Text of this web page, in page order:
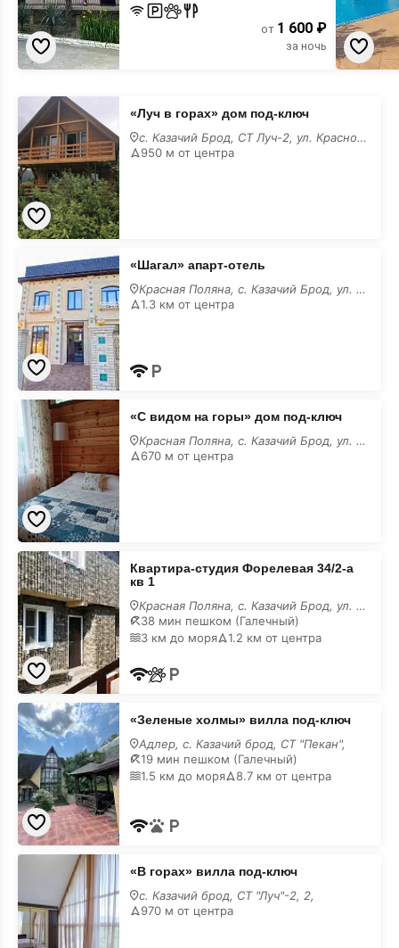
от 1 600 ₽
за ночь
«Луч
горах»
дом
под-
ключ
«Луч в горах» дом под-ключ
с. Казачий Брод, СТ Луч-2, ул. Краснофлотская, 16
950 м от центра
апарт-
отель
«Шагал» апарт-отель
Красная Поляна, с. Казачий Брод, ул. Форелевая, 31/в
1.3 км от центра
«С
видом
на
горы»
дом
под-
ключ
«С видом на горы» дом под-ключ
Красная Поляна, с. Казачий Брод, ул. Краснофлотская, 53/а
670 м от центра
Квартира-
студия
Форелевая
34/2-
а
кв
1
Квартира-студия Форелевая 34/2-а
кв 1
Красная Поляна, с. Казачий Брод, ул. Форелевая 34/2-а, 1
38 мин пешком (Галечный)
3 км до моря
1.2 км от центра
«Зеленые
холмы»
вилла
под-
ключ
«Зеленые холмы» вилла под-ключ
Адлер, с. Казачий брод, СТ "Пекан",
19 мин пешком (Галечный)
1.5 км до моря
8.7 км от центра
«В
под-
ключ
«В горах» вилла под-ключ
с. Казачий брод, СТ "Луч"-2, 2,
970 м от центра